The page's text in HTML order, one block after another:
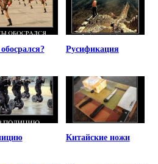
Русификация
Китайские ножи